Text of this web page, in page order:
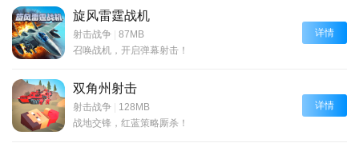
旋风雷霆战机
射击战争
87MB
召唤战机，开启弹幕射击！
详情
双角州射击
射击战争
128MB
战地交锋，红蓝策略厮杀！
详情